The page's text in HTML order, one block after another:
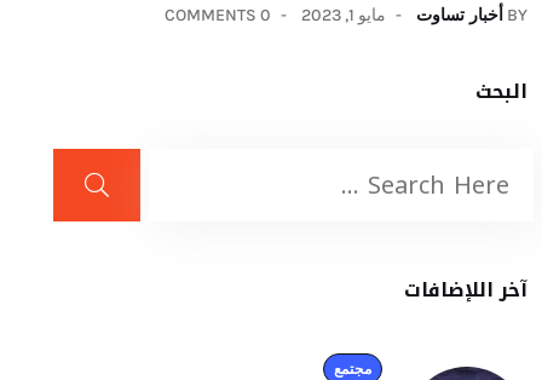
BY أخبار تساوت مايو 1, 2023 0 COMMENTS
البحث
آخر اللإضافات
مجتمع